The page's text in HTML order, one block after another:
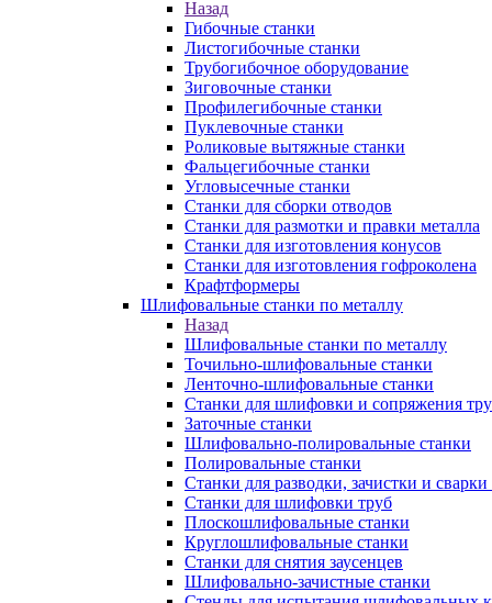
Назад
Гибочные станки
Листогибочные станки
Трубогибочное оборудование
Зиговочные станки
Профилегибочные станки
Пуклевочные станки
Роликовые вытяжные станки
Фальцегибочные станки
Угловысечные станки
Станки для сборки отводов
Станки для размотки и правки металла
Станки для изготовления конусов
Станки для изготовления гофроколена
Крафтформеры
Шлифовальные станки по металлу
Назад
Шлифовальные станки по металлу
Точильно-шлифовальные станки
Ленточно-шлифовальные станки
Станки для шлифовки и сопряжения
Заточные станки
Шлифовально-полировальные станки
Полировальные станки
Станки для разводки, зачистки и сварки
Станки для шлифовки труб
Плоскошлифовальные станки
Круглошлифовальные станки
Станки для снятия заусенцев
Шлифовально-зачистные станки